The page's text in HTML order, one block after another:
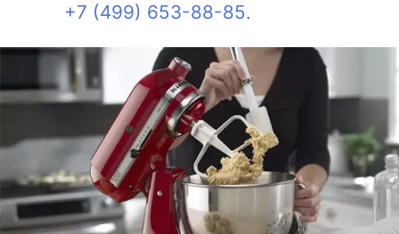
+7 (499) 653-88-85.